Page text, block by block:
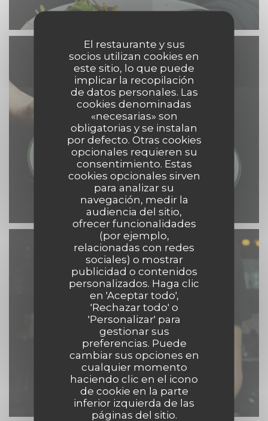
El restaurante y sus
socios utilizan cookies en
este sitio, lo que puede
implicar la recopilación
de datos personales. Las
cookies denominadas
«necesarias» son
obligatorias y se instalan
por defecto. Otras cookies
opcionales requieren su
consentimiento. Estas
cookies opcionales sirven
para analizar su
navegación, medir la
audiencia del sitio,
ofrecer funcionalidades
(por ejemplo,
relacionadas con redes
sociales) o mostrar
publicidad o contenidos
personalizados. Haga clic
en 'Aceptar todo',
'Rechazar todo' o
'Personalizar' para
gestionar sus
preferencias. Puede
cambiar sus opciones en
cualquier momento
haciendo clic en el icono
de cookie en la parte
inferior izquierda de las
páginas del sitio.